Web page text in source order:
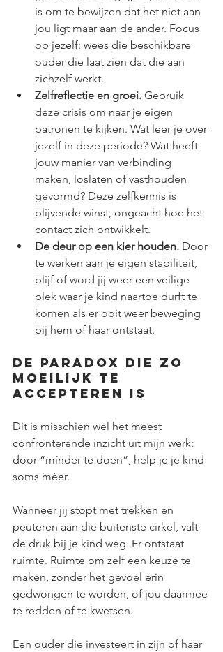
is om te bewijzen dat het niet aan
jou ligt maar aan de ander. Focus
op jezelf: wees die beschikbare
ouder die laat zien dat die aan
zichzelf werkt.
Zelfreflectie en groei. Gebruik
deze crisis om naar je eigen
patronen te kijken. Wat leer je over
jezelf in deze periode? Wat heeft
jouw manier van verbinding
maken, loslaten of vasthouden
gevormd? Deze zelfkennis is
blijvende winst, ongeacht hoe het
contact zich ontwikkelt.
De deur op een kier houden. Door
te werken aan je eigen stabiliteit,
blijf of word jij weer een veilige
plek waar je kind naartoe durft te
komen als er ooit weer beweging
bij hem of haar ontstaat.
De paradox die zo
moeilijk te
accepteren is
Dit is misschien wel het meest
confronterende inzicht uit mijn werk:
door “mínder te doen”, help je je kind
soms méér.
Wanneer jij stopt met trekken en
peuteren aan die buitenste cirkel, valt
de druk bij je kind weg. Er ontstaat
ruimte. Ruimte om zelf een keuze te
maken, zonder het gevoel erin
gedwongen te worden, of jou daarmee
te redden of te kwetsen.
Een ouder die investeert in zijn of haar